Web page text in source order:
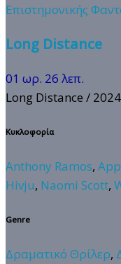
Επιστημονικής
Long Distance
01 ωρ. 26 λεπ.
Long Distance / 2024
Κυκλοφορία
Anthony Ramos,
Hivju, Naomi Scott,
Genre
Δραματικό Θρίλερ,